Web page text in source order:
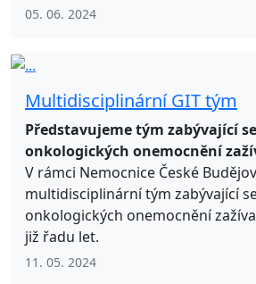
05. 06. 2024
Multidisciplinární GIT tým
Představujeme tým zabývající
onkologických onemocnění
V rámci Nemocnice České
multidisciplinární tým zabývající
onkologických onemocnění
již řadu let.
11. 05. 2024